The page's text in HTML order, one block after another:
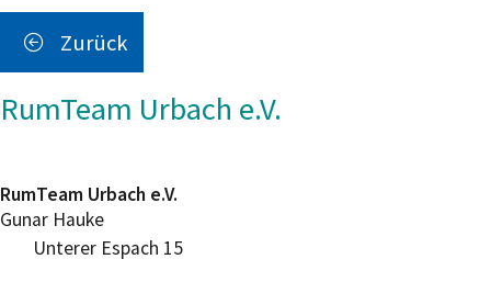
Zurück
RumTeam Urbach e.V.
Gunar Hauke
RumTeam Urbach e.V.
Unterer Espach 15